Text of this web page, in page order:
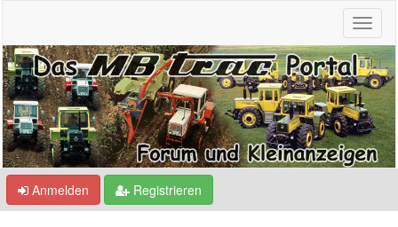
Anmelden Registrieren